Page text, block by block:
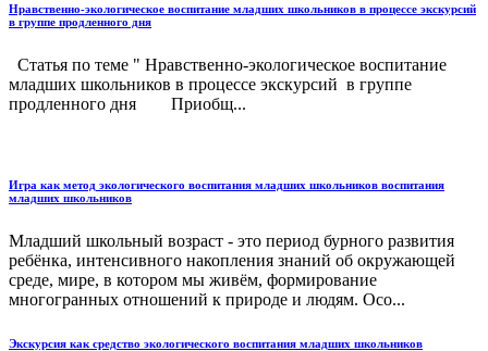
Нравственно-экологическое воспитание младших школьников в процессе экскурсий
в группе продленного дня
Статья по теме " Нравственно-экологическое воспитание
младших школьников в процессе экскурсий в группе
продленного дня Приобщ...
Игра как метод экологического воспитания младших школьников воспитания
младших школьников
Младший школьный возраст - это период бурного развития
ребёнка, интенсивного накопления знаний об окружающей
среде, мире, в котором мы живём, формирование
многогранных отношений к природе и людям. Осо...
Экскурсия как средство экологического воспитания младших школьников